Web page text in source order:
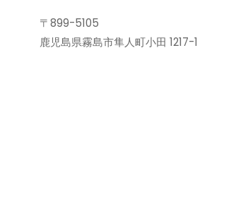
〒899-5105
鹿児島県霧島市隼人町小田 1217-1